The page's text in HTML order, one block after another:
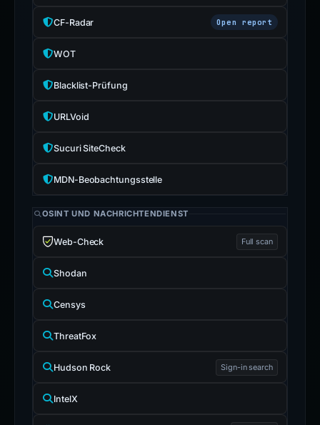
CF-Radar Open report
WOT
Blacklist-Prüfung
URLVoid
Sucuri SiteCheck
MDN-Beobachtungsstelle
OSINT UND NACHRICHTENDIENST
Web-Check Full scan
Shodan
Censys
ThreatFox
Hudson Rock Sign-in search
IntelX